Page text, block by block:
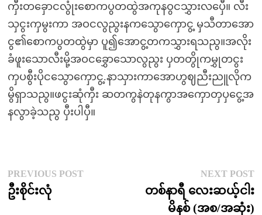
ကှီးတခှောငလွုံးစောကပွတထွဲအကုနဝွငသွှားလပှေီ။ လီး
သှငွးကှမွးကာ အဝငလွညွးနကသွောကှောငွ့ မှသီတာအော
ငွ၏စောကပွတထွဲမှာ ပူ၍အောငွ့တကသွှားရသညွ။အလိုး
ခံဖူးသောလီးမို့အဝငခွှောသောလွညွး ပှတတွိုကမွှုတငွး
ကှပစွီးပိုငသွောကှောငွ့.နာသှားကာအောဟွဈညီးညူလိုက
မွိရှာသညွ။ဖငွးဆုံကှီး ဆတကွနဲတုနကွာအကှောတှပှငွေ့အ
နလွာခဲ့သညွ ပှီးပါပှီ။
Post
navigation
PREVIOUS POSTPrevious
ဦးစိုင်းလုံ
NEXT POST
တစ်နာရီ လေးဆယ့်ငါး
မိနစ် (အစ/အဆုံး)